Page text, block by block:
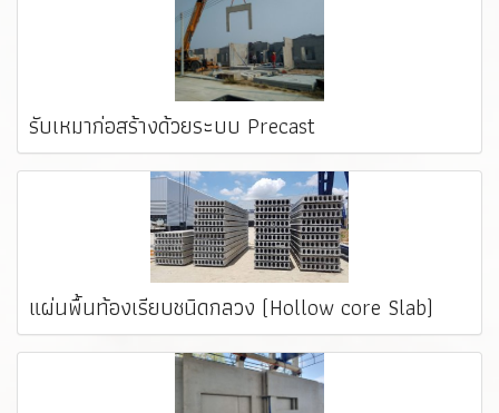
รับเหมาก่อสร้างด้วยระบบ Precast
แผ่นพื้นท้องเรียบชนิดกลวง (Hollow core Slab)